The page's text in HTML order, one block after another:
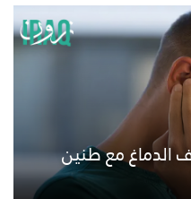
مع طنين